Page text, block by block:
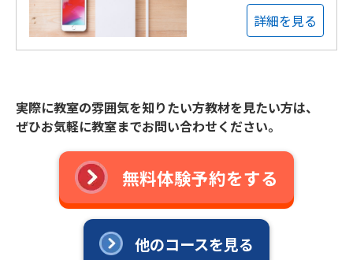
詳細を見る
実際に教室の雰囲気を知りたい方教材を見たい方は、
ぜひお気軽に教室までお問い合わせください。
無料体験予約をする
他のコースを見る